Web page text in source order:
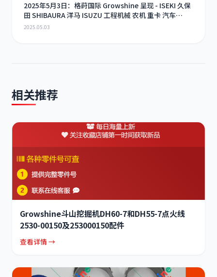
2025年5月3日：格莳国际 Growshine 呈现 - ISEKI 久保
田 SHIBAURA 洋马 ISUZU 工程机械 农机 重卡 汽车
RHF3 涡轮增压器及配件 海量现货供应
2025.05.03
相关推荐
Growshine斗山挖掘机DH60-7和DH55-7点火线
2530-00150及253000150配件
查看详情 →